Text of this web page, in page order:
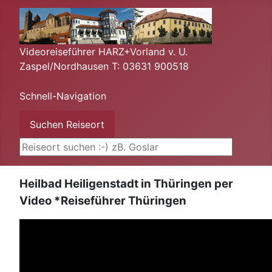
Videoreiseführer HARZ+Vorland v. U.
Zaspel/Nordhausen T: 03631 900518
Schnell-Navigation
Suchen Reiseort
Heilbad Heiligenstadt in Thüringen per
Video *Reiseführer Thüringen